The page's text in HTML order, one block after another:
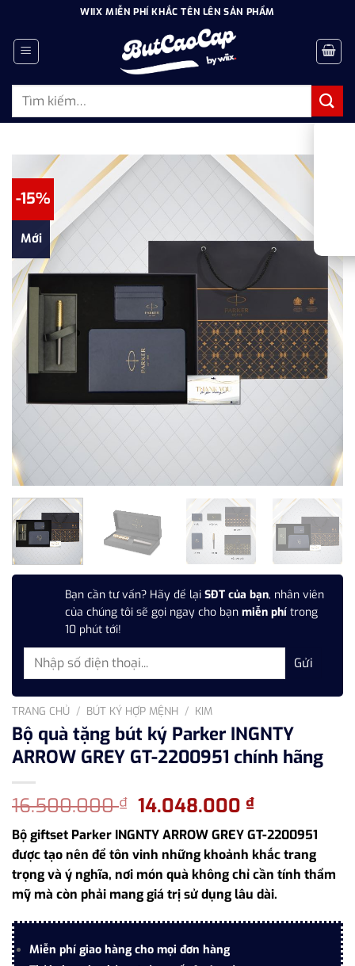
dung
WIIX MIỄN PHÍ KHẮC TÊN LÊN SẢN PHẨM
Tìm
-15%
Mới
Bạn cần tư vấn? Hãy để lại SĐT của bạn, nhân viên
của chúng tôi sẽ gọi ngay cho bạn miễn phí trong
10 phút tới!
TRANG CHỦ / BÚT KÝ HỢP MỆNH / KIM
Bộ quà tặng bút ký Parker INGNTY
ARROW GREY GT-2200951 chính hãng
16.500.000₫ Giá
gốc
là:
16.500.000 ₫.
14.048.000₫Giá
hiện
tại
là:
Bộ giftset Parker INGNTY ARROW GREY GT-2200951
được tạo nên để tôn vinh những khoảnh khắc trang
trọng và ý nghĩa, nơi món quà không chỉ cần tính thẩm
mỹ mà còn phải mang giá trị sử dụng lâu dài.
Miễn phí giao hàng cho mọi đơn hàng